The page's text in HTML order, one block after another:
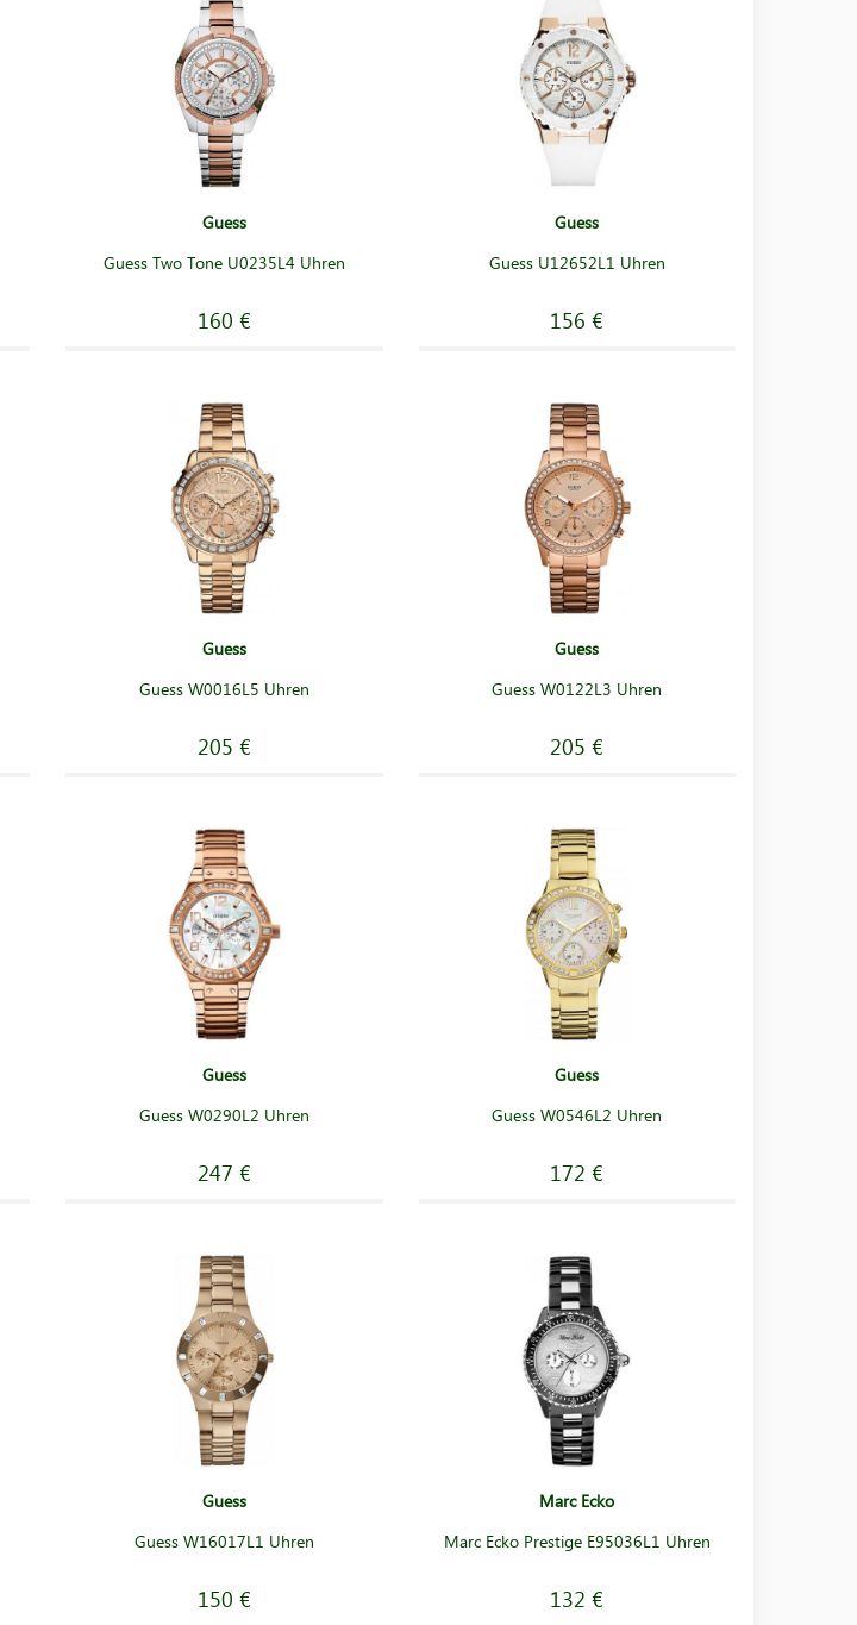
Guess
Guess Two Tone U0235L4 Uhren
160 €
Guess
Guess U12652L1 Uhren
156 €
Guess
Guess W0016L5 Uhren
205 €
Guess
Guess W0122L3 Uhren
205 €
Guess
Guess W0290L2 Uhren
247 €
Guess
Guess W0546L2 Uhren
172 €
Guess
Guess W16017L1 Uhren
150 €
Marc Ecko
Marc Ecko Prestige E95036L1 Uhren
132 €